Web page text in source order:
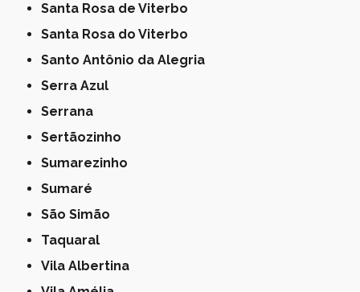
Santa Rosa de Viterbo
Santa Rosa do Viterbo
Santo Antônio da Alegria
Serra Azul
Serrana
Sertãozinho
Sumarezinho
Sumaré
São Simão
Taquaral
Vila Albertina